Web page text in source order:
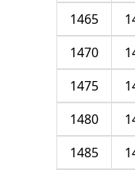
1465
1470
1475
1480
1485